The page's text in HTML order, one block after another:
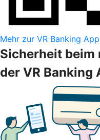
Mehr zur VR Banking App
Sicherheit beim
der VR Banking